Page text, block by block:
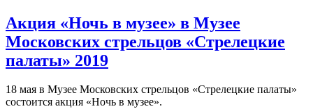
Акция «Ночь в музее» в Музее
Московских стрельцов «Стрелецкие
палаты» 2019
18 мая в Музее Московских стрельцов «Стрелецкие палаты»
состоится акция «Ночь в музее».